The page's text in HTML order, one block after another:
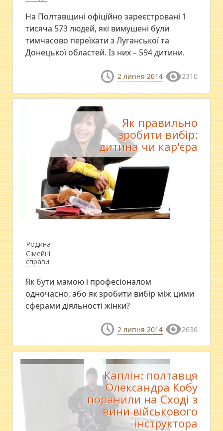
На Полтавщині офіційно зареєстровані 1
тисяча 573 людей, які вимушені були
тимчасово переїхати з Луганської та
Донецької областей. Із них – 594 дитини.
2 липня 2014 2310
Родина
Сімейні
справи
Як правильно
зробити вибір:
дитина чи кар'єра
Як бути мамою і професіоналом
одночасно, або як зробити вибір між цими
сферами діяльності жінки?
2 липня 2014 2636
Каплін: полтавця
Олександра Кобу
поранили на Сході з
вини військового
інструктора